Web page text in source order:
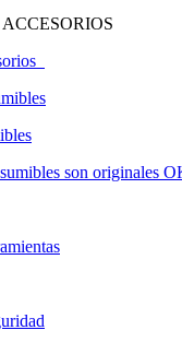
son originales